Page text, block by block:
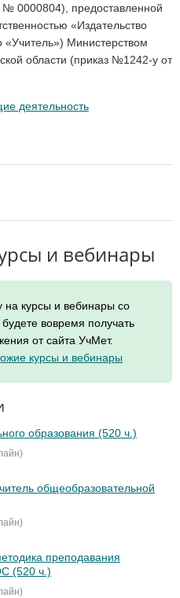
№ 0000804), предоставленной
«Издательство
Министерством
области (приказ №1242-у от
деятельность
и вебинары
курсы и вебинары со
вовремя получать
от сайта УчМет.
курсы и вебинары
образования (520 ч.)
общеобразовательной
преподавания
(520 ч.)